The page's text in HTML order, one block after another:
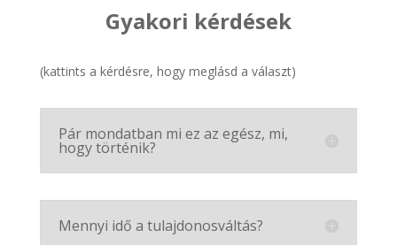
Gyakori kérdések
(kattints a kérdésre, hogy meglásd a választ)
Pár mondatban mi ez az egész, mi,
hogy történik?
Mennyi idő a tulajdonosváltás?